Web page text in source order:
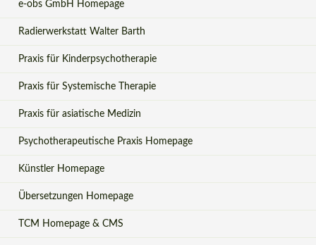
e-obs GmbH Homepage
Radierwerkstatt Walter Barth
Praxis für Kinderpsychotherapie
Praxis für Systemische Therapie
Praxis für asiatische Medizin
Psychotherapeutische Praxis Homepage
Künstler Homepage
Übersetzungen Homepage
TCM Homepage & CMS